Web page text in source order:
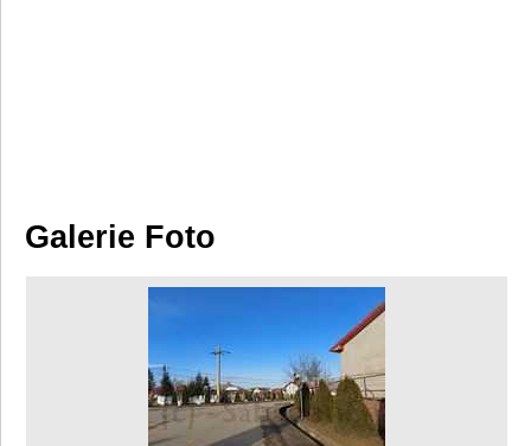
Galerie Foto